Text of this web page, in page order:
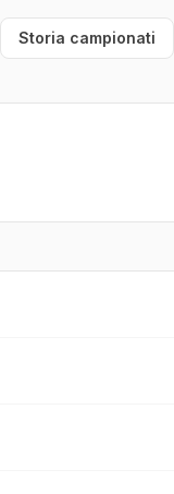
Storia campionati